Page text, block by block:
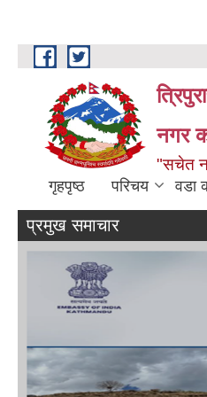
Skip to main content
नगर
"सचेत
गृहपृष्ठ परिचय वडा
प्रमुख समाचार